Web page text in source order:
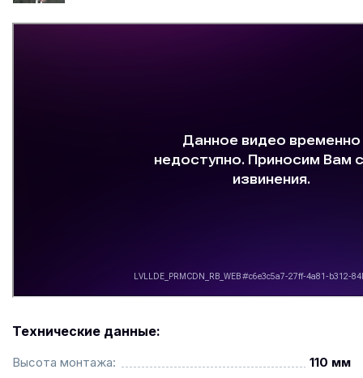
Технические данные:
Высота монтажа: 110 мм